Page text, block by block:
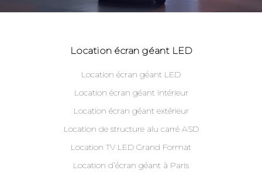
Location écran géant LED
Location écran géant LED
Location écran géant intérieur
Location écran géant extérieur
Location de structure alu carré ASD
Location TV LED Grand Format
Location d’écran géant à Paris